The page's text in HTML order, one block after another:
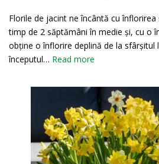
Florile de jacint ne încântă cu
timp de 2 săptămâni în medie și, cu o
obține o înflorire deplină de la sfârșitul
începutul… Read more